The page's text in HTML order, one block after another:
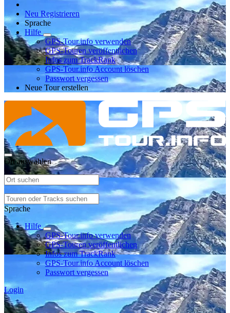
Neu Registrieren
Sprache
Hilfe
GPS-Tour.info verwenden
GPS-Touren veröffentlichen
Infos zum TrackRank
GPS-Tour.info Account löschen
Passwort vergessen
Neue Tour erstellen
Ort auswählen
Sprache
Hilfe
GPS-Tour.info verwenden
GPS-Touren veröffentlichen
Infos zum TrackRank
GPS-Tour.info Account löschen
Passwort vergessen
Login